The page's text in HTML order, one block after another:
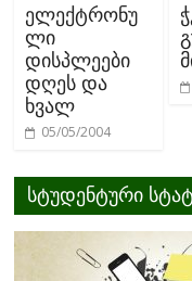
ელექტრონუ
ლი
დისპლეები
დღეს და
ხვალ
05/05/2004
სტუდენტური